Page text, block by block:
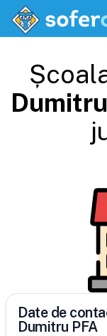
Date de
Dumitru PFA